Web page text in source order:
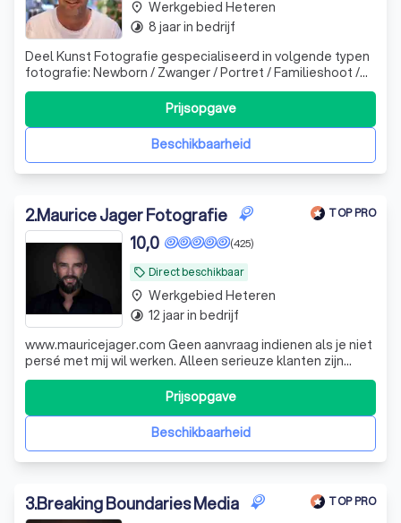
Deel Kunst Fotografie gespecialiseerd in volgende typen
fotografie: Newborn / Zwanger / Portret / Familieshoot /
Zakelijk/ Bruidsfotografie/Modellen / 18+ / etc. In studio
Beschikbaarheid
Prijsopgave
place Werkgebied Heteren
timelapse 8 jaar in bedrijf
2.Maurice Jager Fotografie TOP PRO
local_offer Direct beschikbaar
(425)
10,0
www.mauricejager.com Geen aanvraag indienen als je niet
persé met mij wil werken. Alleen serieuze klanten zijn
welkom. Als je wil prijsshoppen, kijk dan verder.
Beschikbaarheid
Prijsopgave
place Werkgebied Heteren
timelapse 12 jaar in bedrijf
3.Breaking Boundaries Media TOP PRO